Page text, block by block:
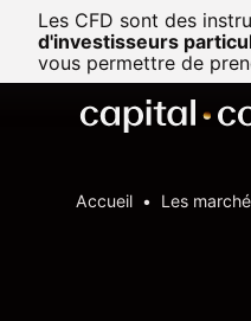
Les CFD sont des
d'investisseurs
vous permettre de
Accueil Les